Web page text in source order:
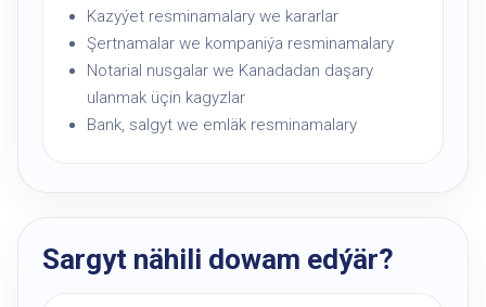
Kazyýet resminamalary we kararlar
Şertnamalar we kompaniýa resminamalary
Notarial nusgalar we Kanadadan daşary
ulanmak üçin kagyzlar
Bank, salgyt we emläk resminamalary
Sargyt nähili dowam edýär?